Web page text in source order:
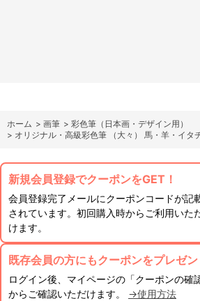
ホーム > 画筆 > 彩色筆（日本画・デザイン用）
> オリジナル・高級彩色筆 （大々） 馬・羊・イタ
新規会員登録でクーポンをGET！
会員登録完了メールにクーポンコードが記
されています。初回購入時からご利用いた
けます。
既存会員の方にもクーポンをプレゼン
ログイン後、マイページの「クーポンの確
からご確認いただけます。 →使用方法